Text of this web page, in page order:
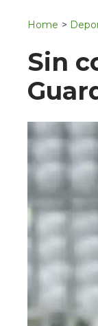
Home >
Sin